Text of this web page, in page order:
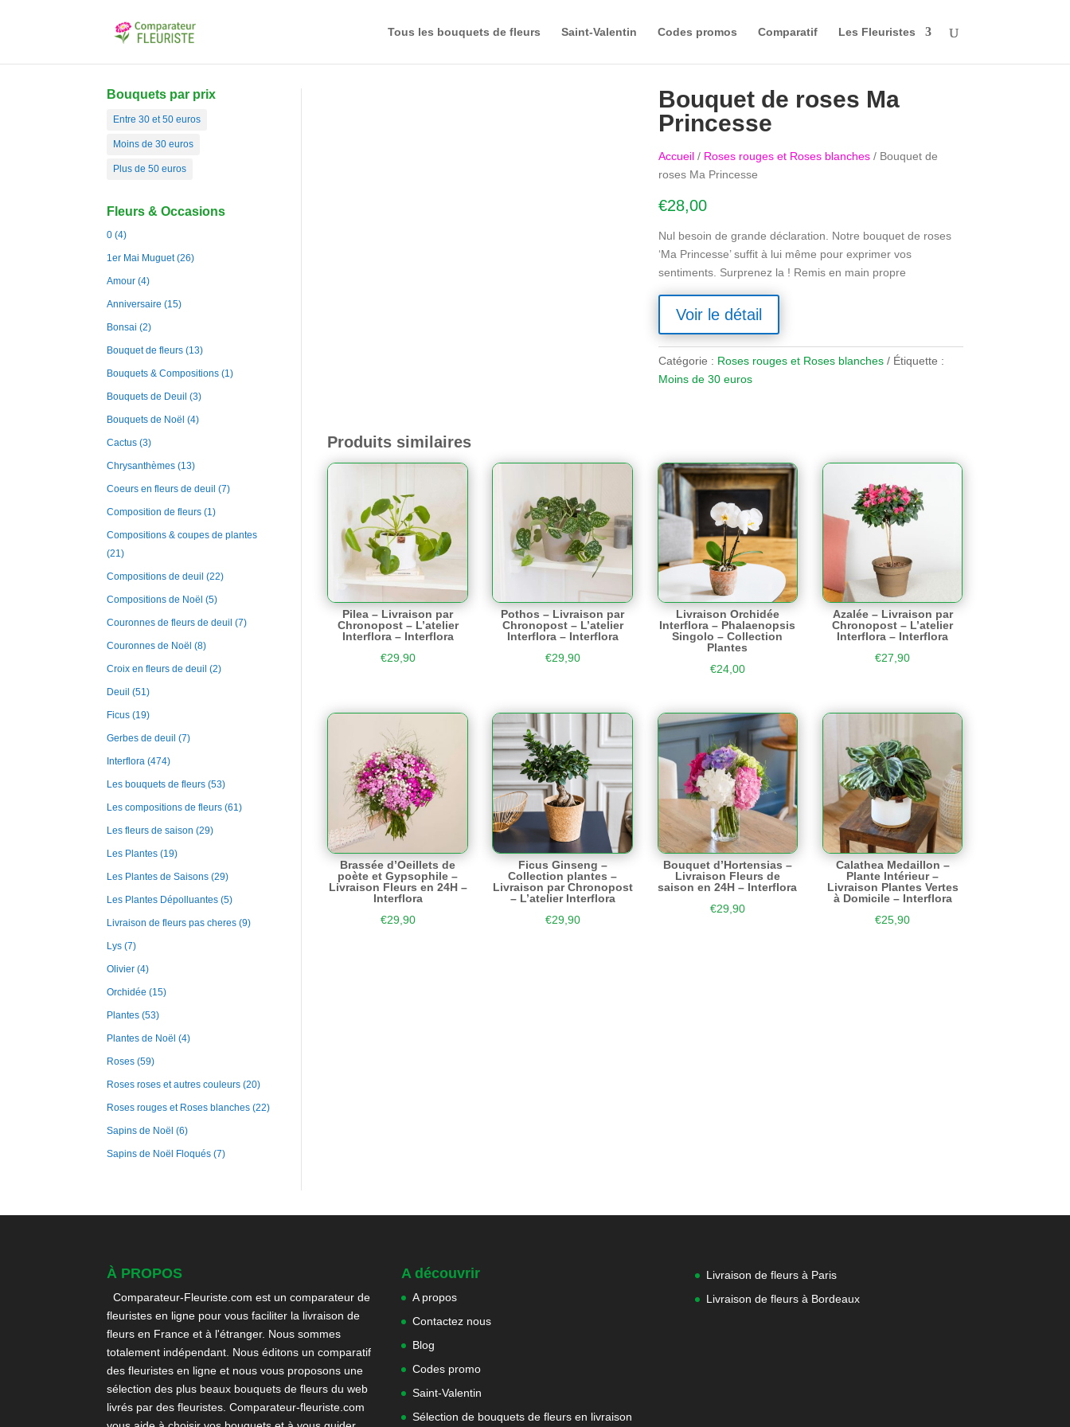
Tous les bouquets de fleurs Saint-Valentin Codes promos Comparatif Les Fleuristes
Bouquets par prix
Entre 30 et 50 euros
Moins de 30 euros
Plus de 50 euros
Fleurs & Occasions
0 (4)
1er Mai Muguet (26)
Amour (4)
Anniversaire (15)
Bonsai (2)
Bouquet de fleurs (13)
Bouquets & Compositions (1)
Bouquets de Deuil (3)
Bouquets de Noël (4)
Cactus (3)
Chrysanthèmes (13)
Coeurs en fleurs de deuil (7)
Composition de fleurs (1)
Compositions & coupes de plantes
(21)
Compositions de deuil (22)
Compositions de Noël (5)
Couronnes de fleurs de deuil (7)
Couronnes de Noël (8)
Croix en fleurs de deuil (2)
Deuil (51)
Ficus (19)
Gerbes de deuil (7)
Interflora (474)
Les bouquets de fleurs (53)
Les compositions de fleurs (61)
Les fleurs de saison (29)
Les Plantes (19)
Les Plantes de Saisons (29)
Les Plantes Dépolluantes (5)
Livraison de fleurs pas cheres (9)
Lys (7)
Olivier (4)
Orchidée (15)
Plantes (53)
Plantes de Noël (4)
Roses (59)
Roses roses et autres couleurs (20)
Roses rouges et Roses blanches (22)
Sapins de Noël (6)
Sapins de Noël Floqués (7)
Bouquet de roses Ma
Princesse
Accueil/ Roses rouges et Roses blanches/ Bouquet de
roses Ma Princesse
€28,00
Nul besoin de grande déclaration. Notre bouquet de roses
‘Ma Princesse’ suffit à lui même pour exprimer vos
sentiments. Surprenez la ! Remis en main propre
Voir le détail
Catégorie : Roses rouges et Roses blanches
Étiquette :
Moins de 30 euros
Produits similaires
Pilea – Livraison par
Chronopost – L’atelier
Interflora – Interflora
€29,90
Pothos – Livraison par
Chronopost – L’atelier
Interflora – Interflora
€29,90
Livraison Orchidée
Interflora – Phalaenopsis
Singolo – Collection
Plantes
€24,00
Azalée – Livraison par
Chronopost – L’atelier
Interflora – Interflora
€27,90
Brassée d’Oeillets de
poète et Gypsophile –
Livraison Fleurs en 24H –
Interflora
€29,90
Ficus Ginseng –
Collection plantes –
Livraison par Chronopost
– L’atelier Interflora
€29,90
Bouquet d’Hortensias –
Livraison Fleurs de
saison en 24H – Interflora
€29,90
Calathea Medaillon –
Plante Intérieur –
Livraison Plantes Vertes
à Domicile – Interflora
€25,90
À PROPOS
Comparateur-Fleuriste.com est un comparateur de
fleuristes en ligne pour vous faciliter la livraison de
fleurs en France et à l'étranger. Nous sommes
totalement indépendant. Nous éditons un comparatif
des fleuristes en ligne et nous vous proposons une
sélection des plus beaux bouquets de fleurs du web
livrés par des fleuristes. Comparateur-fleuriste.com
A découvrir
A propos
Contactez nous
Blog
Codes promo
Saint-Valentin
Sélection de bouquets de fleurs en livraison
Livraison de fleurs à Paris
Livraison de fleurs à Bordeaux